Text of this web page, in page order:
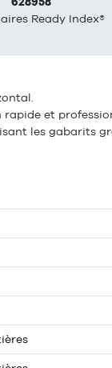
Ready Index®
et
les gabarits